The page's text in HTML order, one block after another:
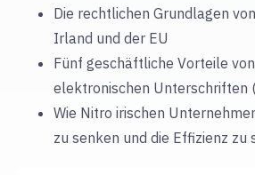
Die rechtlichen Grundlagen
Irland und der EU
Fünf geschäftliche Vorteile
elektronischen Unterschriften
Wie Nitro irischen
zu senken und die Effizienz zu